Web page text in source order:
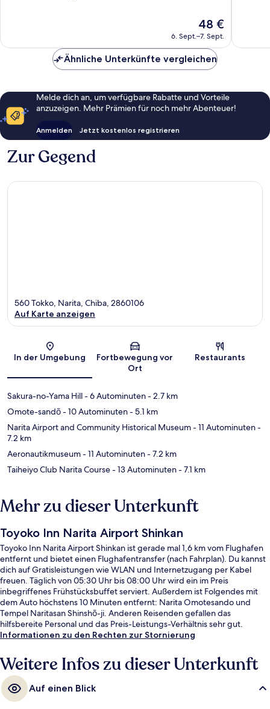
Der
Preis
beträgt
48 €
48 €
6. Sept.–7. Sept.
Ähnliche Unterkünfte vergleichen
Melde dich an, um verfügbare Rabatte und Vorteile
anzuzeigen. Mehr Prämien für noch mehr Abenteuer!
Anmelden Jetzt kostenlos registrieren
Zur Gegend
Karte
560 Tokko, Narita, Chiba, 2860106
Auf Karte anzeigen
In der Umgebung
Fortbewegung vor
Ort
Restaurants
Sakura-no-Yama Hill- 6 Autominuten- 2.7 km
Omote-sandō- 10 Autominuten- 5.1 km
Narita Airport and Community Historical Museum- 11 Autominuten-
7.2 km
Aeronautikmuseum- 11 Autominuten- 7.2 km
Taiheiyo Club Narita Course- 13 Autominuten- 7.1 km
Mehr zu dieser Unterkunft
Toyoko Inn Narita Airport Shinkan
Toyoko Inn Narita Airport Shinkan ist gerade mal 1,6 km vom Flughafen
entfernt und bietet einen Flughafentransfer (nach Fahrplan). Du kannst
dich auf Gratisleistungen wie WLAN und Internetzugang per Kabel
freuen. Täglich von 05:30 Uhr bis 08:00 Uhr wird ein im Preis
inbegriffenes Frühstücksbuffet serviert. Außerdem ist Folgendes mit
dem Auto höchstens 10 Minuten entfernt: Narita Omotesando und
Tempel Naritasan Shinshō-ji. Anderen Reisenden gefallen das
hilfsbereite Personal und das Preis-Leistungs-Verhältnis sehr gut.
Informationen zu den Rechten zur Stornierung
Weitere Infos zu dieser Unterkunft
Auf einen Blick